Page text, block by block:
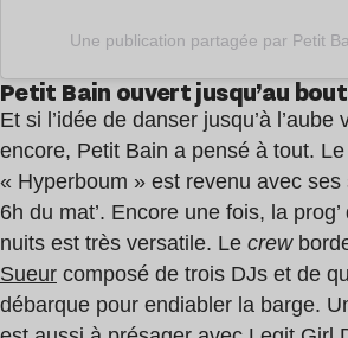
Une publication partagée par Petit
Petit Bain ouvert jusqu’au
Et si l’idée de danser jusqu’à l’aube
encore, Petit Bain a pensé à tout.
« Hyperboum » est revenu avec ses
6h du mat’. Encore une fois, la
nuits est très versatile. Le crew
Sueur composé de trois DJs et de
débarque pour endiabler la barge.